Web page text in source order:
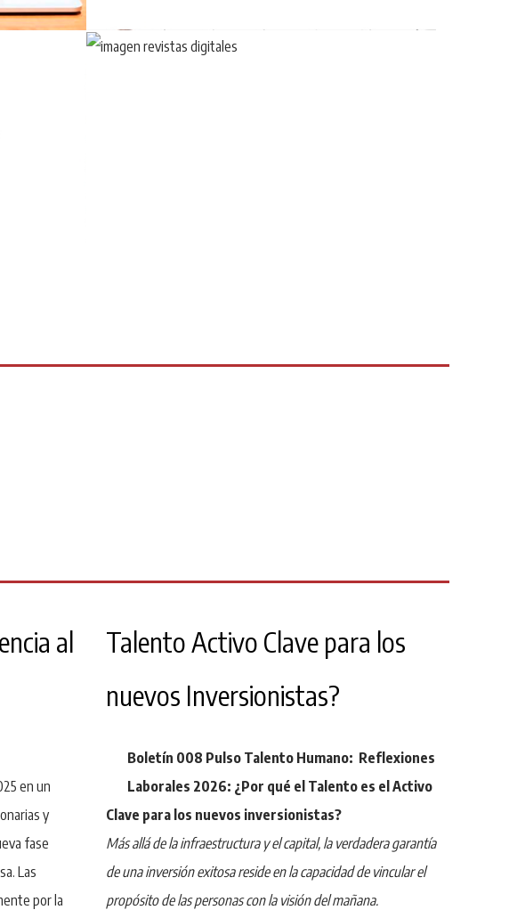
al
en un
y
fase
Las
por la
Talento Activo Clave para los
nuevos Inversionistas?
Boletín 008 Pulso Talento Humano: Reflexiones
Laborales 2026: ¿Por qué el Talento es el Activo
Clave para los nuevos inversionistas?
Más allá de la infraestructura y el capital, la verdadera garantía
de una inversión exitosa reside en la capacidad de vincular el
propósito de las personas con la visión del mañana.